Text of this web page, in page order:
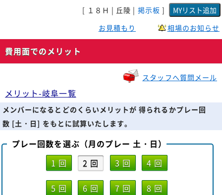
[ １８Ｈ | 丘陵 | 掲示板 ]
お見積もり
相場のお知らせ
費用面でのメリット
スタッフへ質問メール
メリット-岐阜一覧
メンバーになるとどのくらいメリットが 得られるかプレー回
数 [土・日] をもとに試算いたします。
プレー回数を選ぶ（月のプレー 土・日）
1 回
2 回 3 回 4 回
5 回 6 回 7 回 8 回